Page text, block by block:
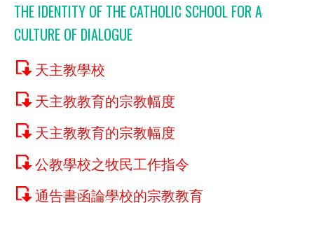
THE IDENTITY OF THE CATHOLIC SCHOOL FOR A
CULTURE OF DIALOGUE
天主教學校
天主教教育的宗教幅度
天主教教育的宗教幅度
公教學校之牧民工作指令
通告書函論學校的宗教教育